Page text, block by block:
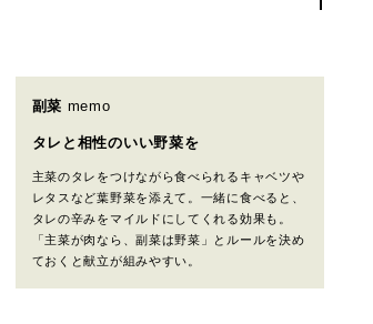
副菜 memo
タレと相性のいい野菜を
主菜のタレをつけながら食べられるキャベツや
レタスなど葉野菜を添えて。一緒に食べると、
タレの辛みをマイルドにしてくれる効果も。
「主菜が肉なら、副菜は野菜」とルールを決め
ておくと献立が組みやすい。